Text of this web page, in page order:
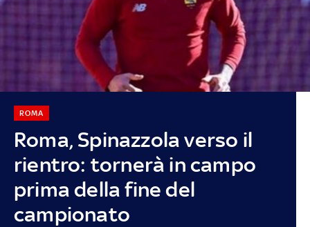
Roma, Spinazzola verso il
rientro: tornerà in campo
prima della fine del
campionato
ROMA